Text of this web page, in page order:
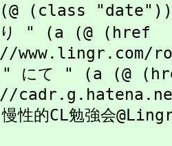
(class
り " (a (@ (href
" にて " (a (@
性的CL勉強会